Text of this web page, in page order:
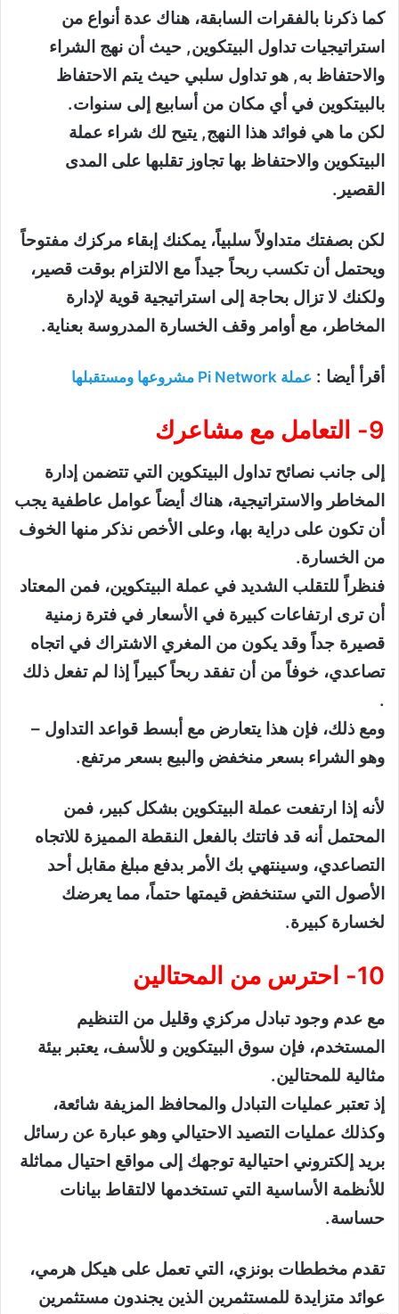
كما ذكرنا بالفقرات السابقة، هناك عدة أنواع من
استراتيجيات تداول البيتكوين, حيث أن نهج الشراء
والاحتفاظ به, هو تداول سلبي حيث يتم الاحتفاظ
بالبيتكوين في أي مكان من أسابيع إلى سنوات.
لكن ما هي فوائد هذا النهج, يتيح لك شراء عملة
البيتكوين والاحتفاظ بها تجاوز تقلبها على المدى
القصير.
لكن بصفتك متداولاً سلبياً، يمكنك إبقاء مركزك مفتوحاً
ويحتمل أن تكسب ربحاً جيداً مع الالتزام بوقت قصير،
ولكنك لا تزال بحاجة إلى استراتيجية قوية لإدارة
المخاطر، مع أوامر وقف الخسارة المدروسة بعناية.
أقرأ أيضا : عملة Pi Network مشروعها ومستقبلها
9- التعامل مع مشاعرك
إلى جانب نصائح تداول البيتكوين التي تتضمن إدارة
المخاطر والاستراتيجية، هناك أيضاً عوامل عاطفية يجب
أن تكون على دراية بها، وعلى الأخص نذكر منها الخوف
من الخسارة.
فنظراً للتقلب الشديد في عملة البيتكوين، فمن المعتاد
أن ترى ارتفاعات كبيرة في الأسعار في فترة زمنية
قصيرة جداً وقد يكون من المغري الاشتراك في اتجاه
تصاعدي، خوفاً من أن تفقد ربحاً كبيراً إذا لم تفعل ذلك
.
ومع ذلك، فإن هذا يتعارض مع أبسط قواعد التداول –
وهو الشراء بسعر منخفض والبيع بسعر مرتفع.
لأنه إذا ارتفعت عملة البيتكوين بشكل كبير، فمن
المحتمل أنه قد فاتتك بالفعل النقطة المميزة للاتجاه
التصاعدي، وسينتهي بك الأمر بدفع مبلغ مقابل أحد
الأصول التي ستنخفض قيمتها حتماً، مما يعرضك
لخسارة كبيرة.
10- احترس من المحتالين
مع عدم وجود تبادل مركزي وقليل من التنظيم
المستخدم، فإن سوق البيتكوين و للأسف، يعتبر بيئة
مثالية للمحتالين.
إذ تعتبر عمليات التبادل والمحافظ المزيفة شائعة،
وكذلك عمليات التصيد الاحتيالي وهو عبارة عن رسائل
بريد إلكتروني احتيالية توجهك إلى مواقع احتيال مماثلة
للأنظمة الأساسية التي تستخدمها لالتقاط بيانات
حساسة.
تقدم مخططات بونزي، التي تعمل على هيكل هرمي،
عوائد متزايدة للمستثمرين الذين يجندون مستثمرين